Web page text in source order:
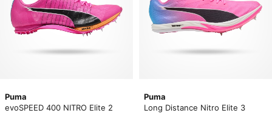
Puma
evoSPEED 400 NITRO Elite 2
Puma
Long Distance Nitro Elite 3